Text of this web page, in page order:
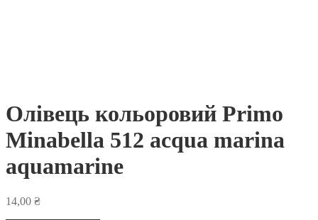
Олівець кольоровий Primo
Minabella 512 acqua marina
aquamarine
14,00 ₴